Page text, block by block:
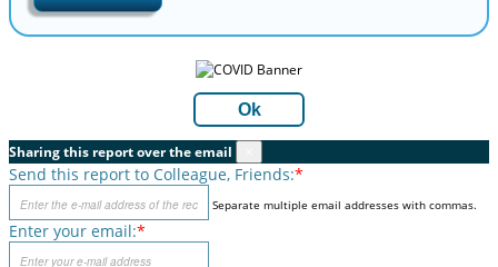
Ok
Sharing this report over the email
Send this report to Colleague, Friends:*
Separate multiple email addresses with commas.
Enter your email:*